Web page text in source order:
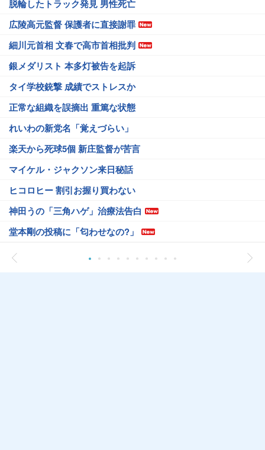
脱輪したトラック発見 男性死亡
広陵高元監督 保護者に直接謝罪
細川元首相 文春で高市首相批判
銀メダリスト 本多灯被告を起訴
タイ学校銃撃 成績でストレスか
正常な組織を誤摘出 重篤な状態
れいわの新党名「覚えづらい」
楽天から死球5個 新庄監督が苦言
マイケル・ジャクソン来日秘話
ヒコロヒー 割引お握り買わない
神田うの「三角ハゲ」治療法告白
堂本剛の投稿に「匂わせなの?」